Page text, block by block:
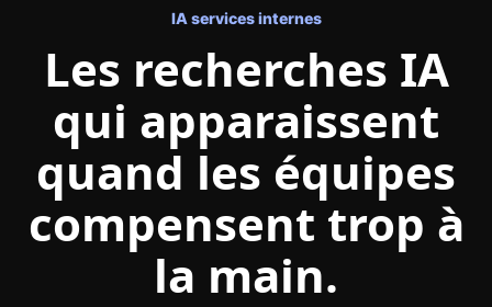
IA services internes
Les recherches IA
qui apparaissent
quand les équipes
compensent trop à
la main.